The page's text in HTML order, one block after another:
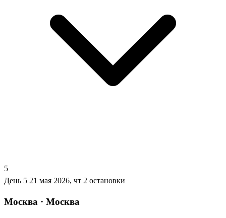
5
День 5 21 мая 2026, чт 2 остановки
Москва · Москва